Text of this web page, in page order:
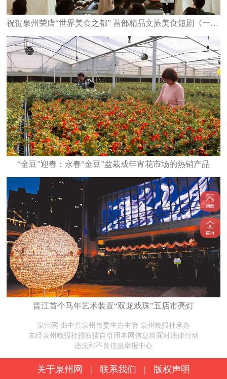
祝贺泉州荣膺“世界美食之都” 首部精品文旅美食短剧《一碗泉州之姜母鸭》6日上线
“金豆”迎春：永春“金豆”盆栽成年宵花市场的热销产品
晋江首个马年艺术装置“双龙戏珠”五店市亮灯
泉州网 由中共泉州市委主办主管 泉州晚报社承办
未经泉州晚报社授权擅自引用本网信息将面对法律行动
违法和不良信息举报中心
关于泉州网 | 联系我们 | 版权声明